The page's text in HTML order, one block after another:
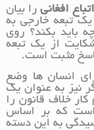
افغانیرا بیان
تبعه خارجی به
باید بکند؟ روی
از یک تبعه
مثبت است.
انسان ها وضع
نیز به عنوان یک
خلاف قانون را
است که بر اساس
به این دسته